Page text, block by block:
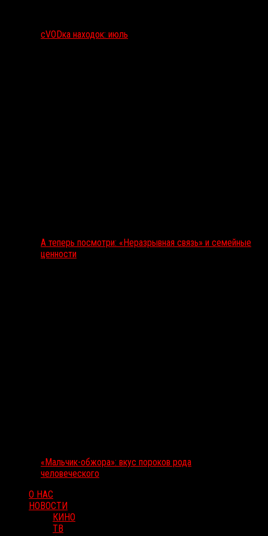
сVODка находок: июль
А теперь посмотри: «Неразрывная связь» и семейные
ценности
«Мальчик-обжора»: вкус пороков рода
человеческого
О НАС
НОВОСТИ
КИНО
ТВ